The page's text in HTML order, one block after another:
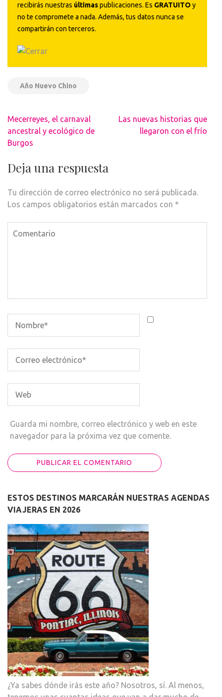
recibirás nuestras últimaspublicaciones. Es GRATUITO y
no te compromete a nada. Además, tus datos nunca se
compartirán con terceros.
Año Nuevo Chino
Navegación
de
entradas
Mecerreyes, el carnaval
ancestral y ecológico de
Burgos
Las nuevas historias que
llegaron con el frío
Deja una respuesta
Tu dirección de correo electrónico no será publicada.
Los campos obligatorios están marcados con *
Guarda mi nombre, correo electrónico y web en este
navegador para la próxima vez que comente.
ESTOS DESTINOS MARCARÁN NUESTRAS AGENDAS
VIAJERAS EN 2026
¿Ya sabes dónde irás este año? Nosotros, sí. Al menos,